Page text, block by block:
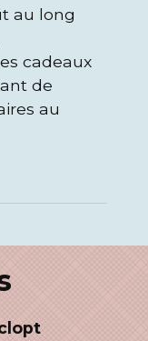
au long
cadeaux
de
au